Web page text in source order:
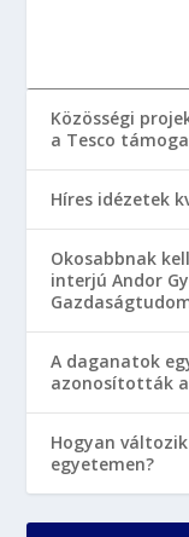
Közösségi
a Tesco
Híres idézetek
Okosabbnak
interjú Andor
A daganatok
azonosították
Hogyan
egyetemen?